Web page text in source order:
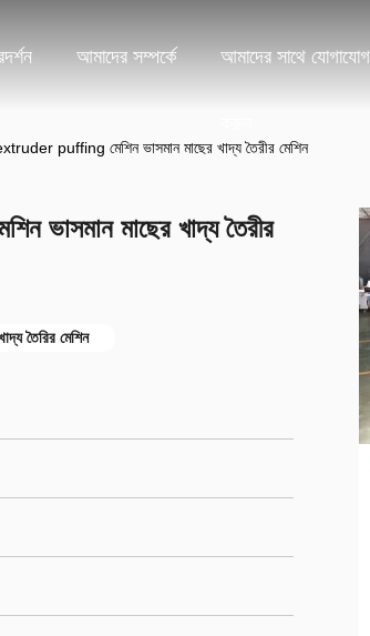
আমাদের সম্পর্কে আমাদের সাথে যোগাযোগ
puffing মেশিন ভাসমান মাছের খাদ্য তৈরীর মেশিন
ভাসমান মাছের খাদ্য তৈরীর
তৈরির মেশিন